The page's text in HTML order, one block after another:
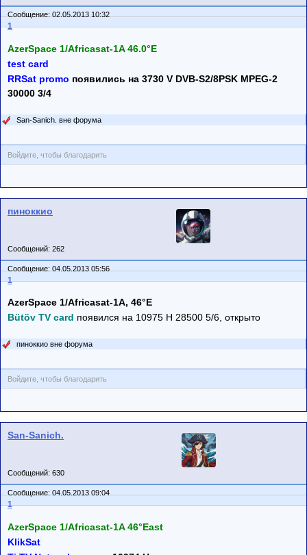
Сообщение: 02.05.2013 10:32
1
AzerSpace 1/Africasat-1A 46.0°E
test card
RRSat promo появились на 3730 V DVB-S2/8PSK MPEG-2
30000 3/4
San-Sanich. вне форума
Войдите, чтобы благодарить
пиноккио
Сообщений: 262
Сообщение: 04.05.2013 05:56
1
AzerSpace 1/Africasat-1A, 46°E
Bütöv TV card появился на 10975 H 28500 5/6, открыто
пиноккио вне форума
Войдите, чтобы благодарить
San-Sanich.
Сообщений: 630
Сообщение: 04.05.2013 09:04
1
AzerSpace 1/Africasat-1A 46°East
KlikSat